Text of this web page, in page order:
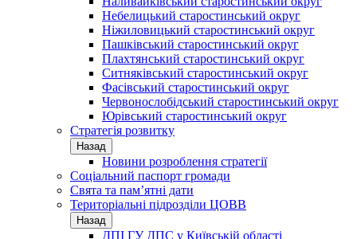
Небелицький старостинський округ
Ніжиловицький старостинський округ
Пашківський старостинський округ
Плахтянський старостинський округ
Ситняківський старостинський округ
Фасівський старостинський округ
Червонослобідський старостинський округ
Юрівський старостинський округ
Стратегія розвитку
Назад
Новини розроблення стратегії
Соціальний паспорт громади
Свята та пам’ятні дати
Територіальні підрозділи ЦОВВ
Назад
ДПІ ГУ ДПС у Київській області